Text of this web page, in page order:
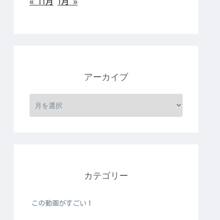
アーカイブ
カテゴリー
この動画がすごい！